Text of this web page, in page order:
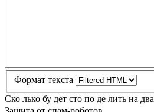
Формат текста
Ско лько бу дет сто по де лить на два